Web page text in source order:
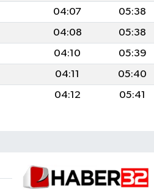
04:07 05:38
04:08 05:38
04:10 05:39
04:11 05:40
04:12 05:41